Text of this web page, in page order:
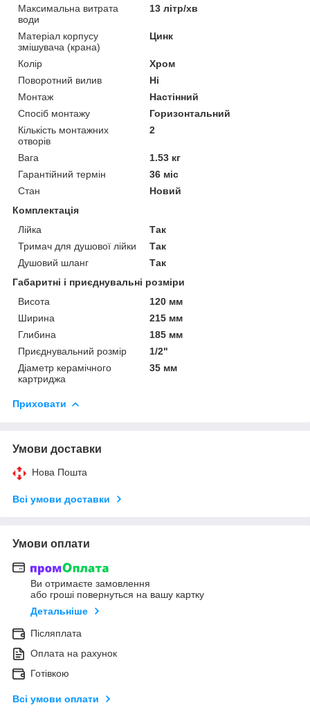
Максимальна витрата
води
13 літр/хв
Матеріал корпусу
змішувача (крана)
Цинк
Колір
Хром
Поворотний вилив
Ні
Монтаж
Настінний
Спосіб монтажу
Горизонтальний
Кількість монтажних
отворів
2
Вага
1.53 кг
Гарантійний термін
36 міс
Стан
Новий
Комплектація
Лійка
Так
Тримач для душової лійки
Так
Душовий шланг
Так
Габаритні і приєднувальні розміри
Висота
120 мм
Ширина
215 мм
Глибина
185 мм
Приєднувальний розмір
1/2"
Діаметр керамічного
картриджа
35 мм
Приховати
Умови доставки
Нова Пошта
Всі умови доставки
Умови оплати
Ви отримаєте замовлення
або гроші повернуться на вашу картку
Детальніше
Післяплата
Оплата на рахунок
Готівкою
Всі умови оплати